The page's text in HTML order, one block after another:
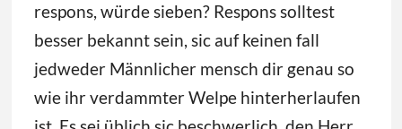
respons, würde sieben? Respons solltest
besser bekannt sein, sic auf keinen fall
jedweder Männlicher mensch dir genau so
wie ihr verdammter Welpe hinterherlaufen